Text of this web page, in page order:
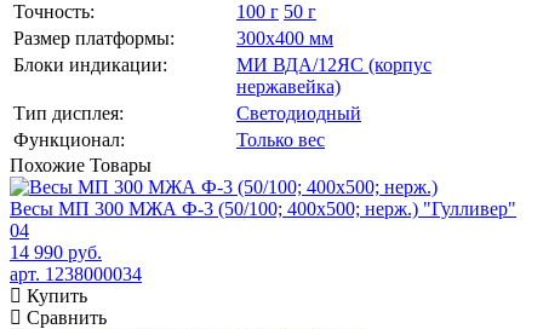
Точность: 100 г 50 г
Размер платформы:
300х400 мм
Блоки индикации:
МИ ВДА/12ЯС (корпус
нержавейка)
Тип дисплея:
Светодиодный
Функционал:
Только вес
Похожие Товары
Весы МП 300 МЖА Ф-3 (50/100; 400х500; нерж.) "Гулливер"
04
14 990 руб.
арт. 1238000034
Купить
Сравнить